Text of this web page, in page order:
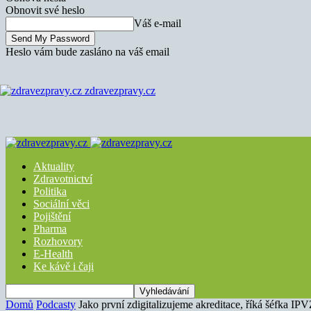
Obnovit své heslo
Váš e-mail
Heslo vám bude zasláno na váš email
zdravezpravy.cz
Aktuality
Zdravotnictví
Politika
Sociální věci
Pojištění
Pharma
Rozhovory
E-Health
Ke kávě i čaji
Domů Podcasty Jako první zdigitalizujeme akreditace, říká šéfka